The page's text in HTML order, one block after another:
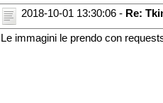
2018-10-01 13:30:06 - Re:
Le immagini le prendo con